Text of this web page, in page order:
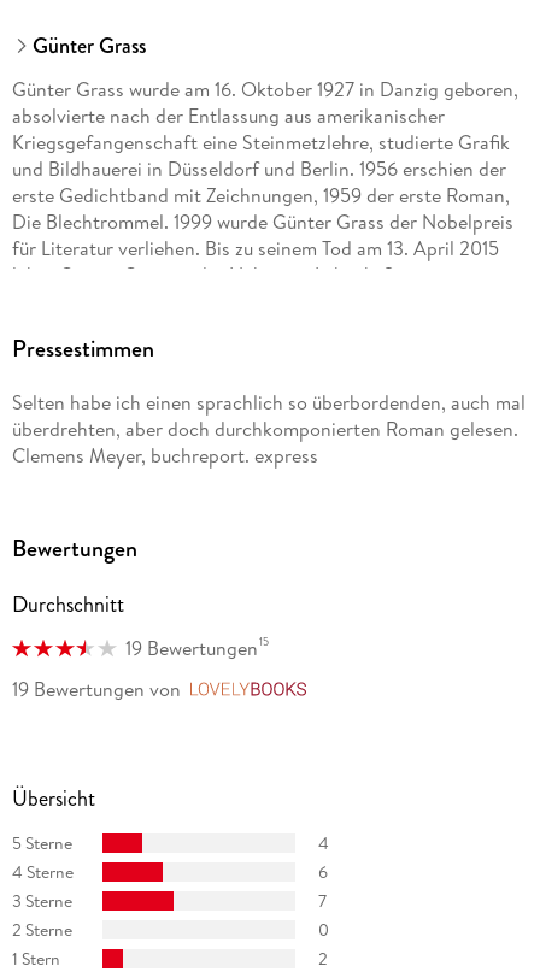
Günter Grass
Günter Grass wurde am 16. Oktober 1927 in Danzig geboren,
absolvierte nach der Entlassung aus amerikanischer
Kriegsgefangenschaft eine Steinmetzlehre, studierte Grafik
und Bildhauerei in Düsseldorf und Berlin. 1956 erschien der
erste Gedichtband mit Zeichnungen, 1959 der erste Roman,
Die Blechtrommel. 1999 wurde Günter Grass der Nobelpreis
für Literatur verliehen. Bis zu seinem Tod am 13. April 2015
lebte Günter Grass in der Nähe von Lübeck. Sein gesamtes
Pressestimmen
Selten habe ich einen sprachlich so überbordenden, auch mal
überdrehten, aber doch durchkomponierten Roman gelesen.
Clemens Meyer, buchreport. express
Bewertungen
Durchschnitt
19 Bewertungen15
19 Bewertungen von
Übersicht
5 Sterne
4
4 Sterne
6
3 Sterne
7
2 Sterne
0
1 Stern
2